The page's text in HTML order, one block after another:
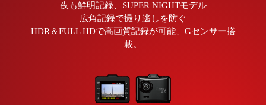
夜も鮮明記録、SUPER NIGHTモデル
広角記録で撮り逃しを防ぐ
HDR＆FULL HDで高画質記録が可能、Gセンサー搭
載。